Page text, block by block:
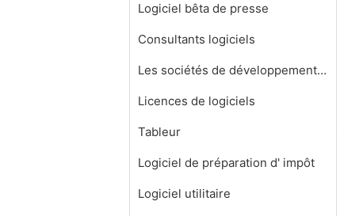
Logiciel bêta de presse
Consultants logiciels
Les sociétés de développement de logiciels
Licences de logiciels
Tableur
Logiciel de préparation d' impôt
Logiciel utilitaire